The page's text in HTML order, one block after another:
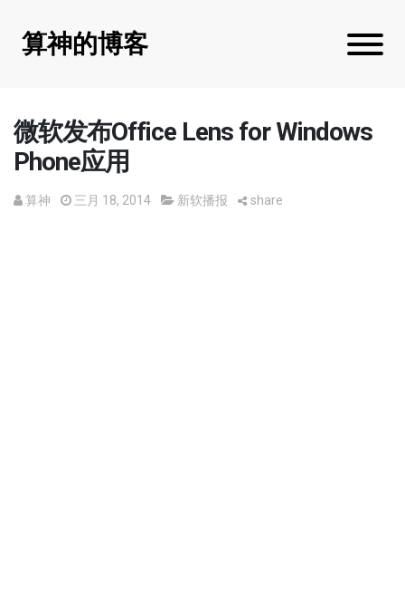
算神的博客
微软发布Office Lens for Windows
Phone应用
算神 三月 18, 2014 新软播报 share